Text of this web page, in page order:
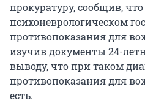
прокуратуру, сообщив,
психоневрологическом
противопоказания для
изучив документы 24-
выводу, что при таком
противопоказания для
есть.